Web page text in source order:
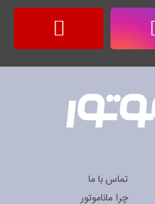
تماس با ما
چرا ماناموتور